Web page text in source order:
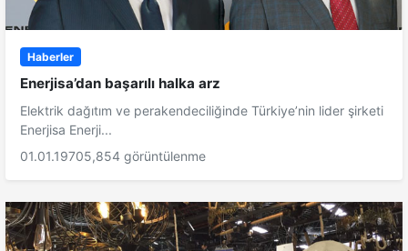
Haberler
Enerjisa’dan başarılı halka arz
Elektrik dağıtım ve perakendeciliğinde Türkiye’nin lider şirketi
Enerjisa Enerji...
01.01.19705,854 görüntülenme